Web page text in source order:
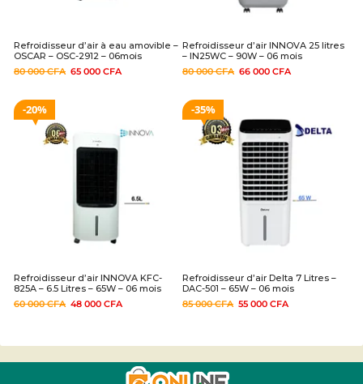
Refroidisseur d’air à eau amovible –
OSCAR – OSC-2912 – 06mois
80 000CFA 65 000 CFA
Refroidisseur d’air INNOVA 25 litres
– IN25WC – 90W – 06 mois
80 000CFA 66 000 CFA
20%
Refroidisseur d’air INNOVA KFC-
825A – 6.5 Litres – 65W – 06 mois
60 000CFA 48 000 CFA
35%
Refroidisseur d’air Delta 7 Litres –
DAC-501 – 65W – 06 mois
85 000CFA 55 000 CFA